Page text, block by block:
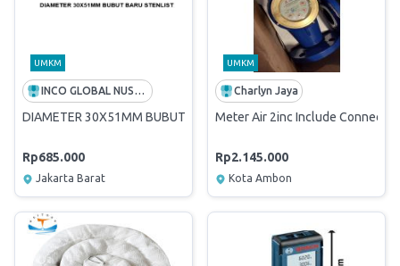
UMKM
INCO GLOBAL NUSANTARA
DIAMETER 30X51MM BUBUT BARU STENLIST
Rp685.000
Jakarta Barat
UMKM
Charlyn Jaya
Meter Air 2inc Include
Rp2.145.000
Kota Ambon